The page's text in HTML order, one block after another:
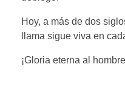
Hoy, a más de dos
llama sigue viva en
¡Gloria eterna al